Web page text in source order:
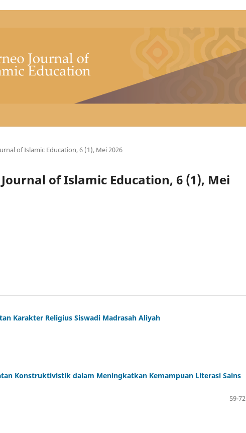
of Islamic Education, 6 (1), Mei 2026
of Islamic Education, 6 (1), Mei
Karakter Religius Siswadi Madrasah Aliyah
Konstruktivistik dalam Meningkatkan Kemampuan Literasi Sains
59-72